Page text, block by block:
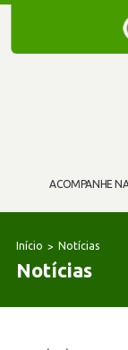
ACOMPANHE
Início Notícias
Notícias